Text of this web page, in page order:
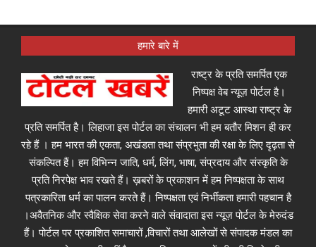
हमारे बारे में
राष्ट्र के प्रति समर्पित एक
निष्पक्ष वेब न्यूज़ पोर्टल है।
हमारी अटूट आस्था राष्ट्र के
प्रति समर्पित है। लिहाजा इस पोर्टल का संचालन भी हम बतौर मिशन ही कर
रहे हैं । हम भारत की एकता, अखंडता तथा संप्रभुता की रक्षा के लिए दृढ़ता से
संकल्पित हैं। हम विभिन्न जाति, धर्म, लिंग, भाषा, संप्रदाय और संस्कृति के
प्रति निरपेक्ष भाव रखते हैं। ख़बरों के प्रकाशन में हम निष्पक्षता के साथ
पत्रकारिता धर्म का पालन करते हैं। निष्पक्षता एवं निर्भीकता हमारी पहचान है
।अवैतनिक और स्वैक्षिक सेवा करने वाले संवादाता इस न्यूज़ पोर्टल के मेरुदंड
हैं। पोर्टल पर प्रकाशित समाचारों ,विचारों तथा आलेखों से संपादक मंडल का